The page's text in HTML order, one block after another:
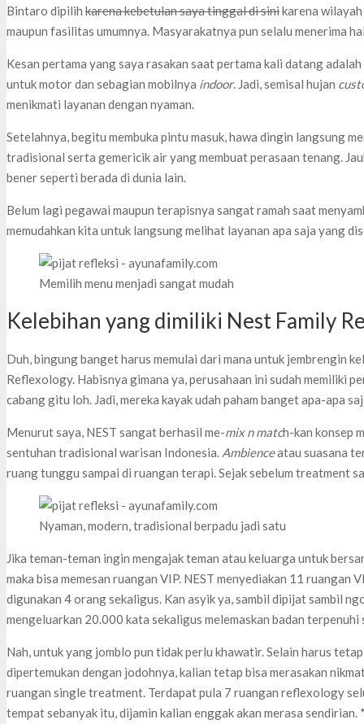
Bintaro dipilih karena kebetulan saya tinggal di sinikarena
maupun fasilitas umumnya. Masyarakatnya pun selalu menerima
Kesan pertama yang saya rasakan saat pertama kali datang
untuk motor dan sebagian mobilnya indoor. Jadi, semisal hujan
menikmati layanan dengan nyaman.
Setelahnya, begitu membuka pintu masuk, hawa dingin langsung
tradisional serta gemericik air yang membuat perasaan tenang.
bener seperti berada di dunia lain.
Belum lagi pegawai maupun terapisnya sangat ramah saat
memudahkan kita untuk langsung melihat layanan apa saja yang
Memilih menu menjadi sangat mudah
Kelebihan yang dimiliki Nest Family
Duh, bingung banget harus memulai dari mana untuk jembrengin
Reflexology. Habisnya gimana ya, perusahaan ini sudah memiliki
cabang gitu loh. Jadi, mereka kayak udah paham banget apa-apa
Menurut saya, NEST sangat berhasil me-mix n match-kan konsep
sentuhan tradisional warisan Indonesia. Ambienceatau suasana
ruang tunggu sampai di ruangan terapi. Sejak sebelum treatment
Nyaman, modern, tradisional berpadu jadi satu
Jika teman-teman ingin mengajak teman atau keluarga untuk
maka bisa memesan ruangan VIP. NEST menyediakan 11 ruangan
digunakan 4 orang sekaligus. Kan asyik ya, sambil dipijat sambil
mengeluarkan 20.000 kata sekaligus melemaskan badan terpenuhi
Nah, untuk yang jomblo pun tidak perlu khawatir. Selain harus
dipertemukan dengan jodohnya, kalian tetap bisa merasakan
ruangan single treatment. Terdapat pula 7 ruangan reflexology
tempat sebanyak itu, dijamin kalian enggak akan merasa sendirian.